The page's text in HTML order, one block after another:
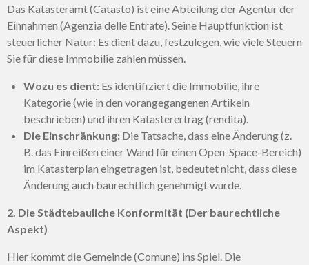
Das Katasteramt (Catasto) ist eine Abteilung der Agentur der
Einnahmen (Agenzia delle Entrate). Seine Hauptfunktion ist
steuerlicher Natur: Es dient dazu, festzulegen, wie viele Steuern
Sie für diese Immobilie zahlen müssen.
Wozu es dient: Es identifiziert die Immobilie, ihre
Kategorie (wie in den vorangegangenen Artikeln
beschrieben) und ihren Katasterertrag (rendita).
Die Einschränkung: Die Tatsache, dass eine Änderung (z.
B. das Einreißen einer Wand für einen Open-Space-Bereich)
im Katasterplan eingetragen ist, bedeutet nicht, dass diese
Änderung auch baurechtlich genehmigt wurde.
2. Die Städtebauliche Konformität (Der baurechtliche
Aspekt)
Hier kommt die Gemeinde (Comune) ins Spiel. Die